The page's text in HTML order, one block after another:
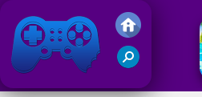
Gry Friv 5